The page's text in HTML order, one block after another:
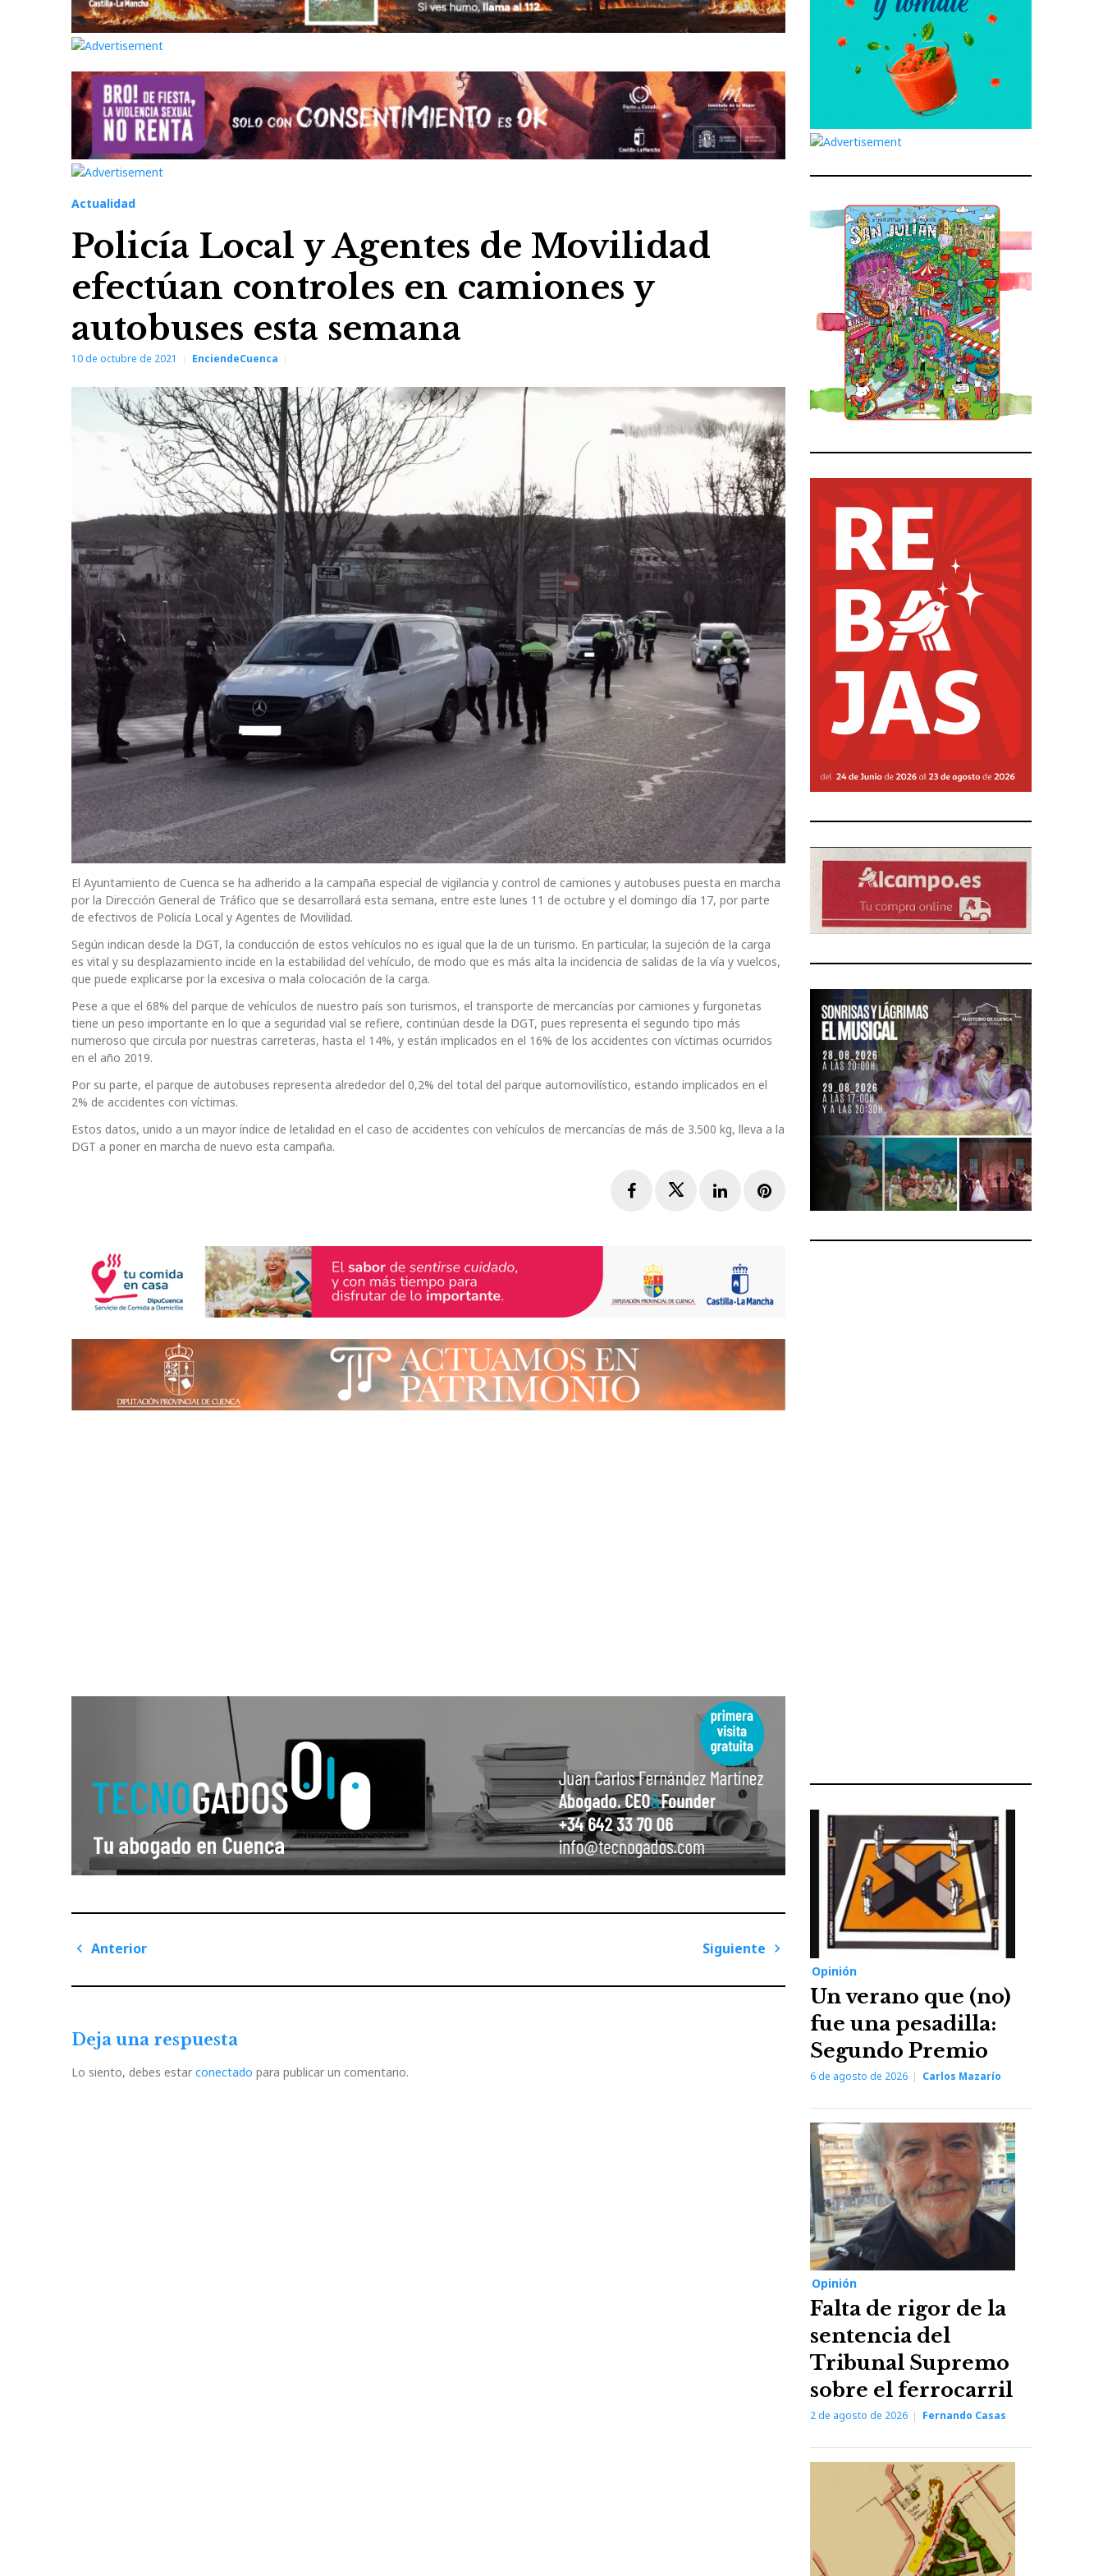
Actualidad
Policía Local y Agentes de Movilidad
efectúan controles en camiones y
autobuses esta semana
10 de octubre de 2021 EnciendeCuenca
El Ayuntamiento de Cuenca se ha adherido a la campaña especial de vigilancia y control de camiones y autobuses puesta en marcha
por la Dirección General de Tráfico que se desarrollará esta semana, entre este lunes 11 de octubre y el domingo día 17, por parte
de efectivos de Policía Local y Agentes de Movilidad.
Según indican desde la DGT, la conducción de estos vehículos no es igual que la de un turismo. En particular, la sujeción de la carga
es vital y su desplazamiento incide en la estabilidad del vehículo, de modo que es más alta la incidencia de salidas de la vía y vuelcos,
que puede explicarse por la excesiva o mala colocación de la carga.
Pese a que el 68% del parque de vehículos de nuestro país son turismos, el transporte de mercancías por camiones y furgonetas
tiene un peso importante en lo que a seguridad vial se refiere, continúan desde la DGT, pues representa el segundo tipo más
numeroso que circula por nuestras carreteras, hasta el 14%, y están implicados en el 16% de los accidentes con víctimas ocurridos
en el año 2019.
Por su parte, el parque de autobuses representa alrededor del 0,2% del total del parque automovilístico, estando implicados en el
2% de accidentes con víctimas.
Estos datos, unido a un mayor índice de letalidad en el caso de accidentes con vehículos de mercancías de más de 3.500 kg, lleva a la
DGT a poner en marcha de nuevo esta campaña.
FacebookTwitterLinkedInPinterest
Navegación
de
Anterior
Siguiente
Deja una respuesta
Lo siento, debes estar conectado para publicar un comentario.
Opinión
Un verano que (no)
fue una pesadilla:
Segundo Premio
6 de agosto de 2026 Carlos Mazarío
Opinión
Falta de rigor de la
sentencia del
Tribunal Supremo
sobre el ferrocarril
2 de agosto de 2026 Fernando Casas